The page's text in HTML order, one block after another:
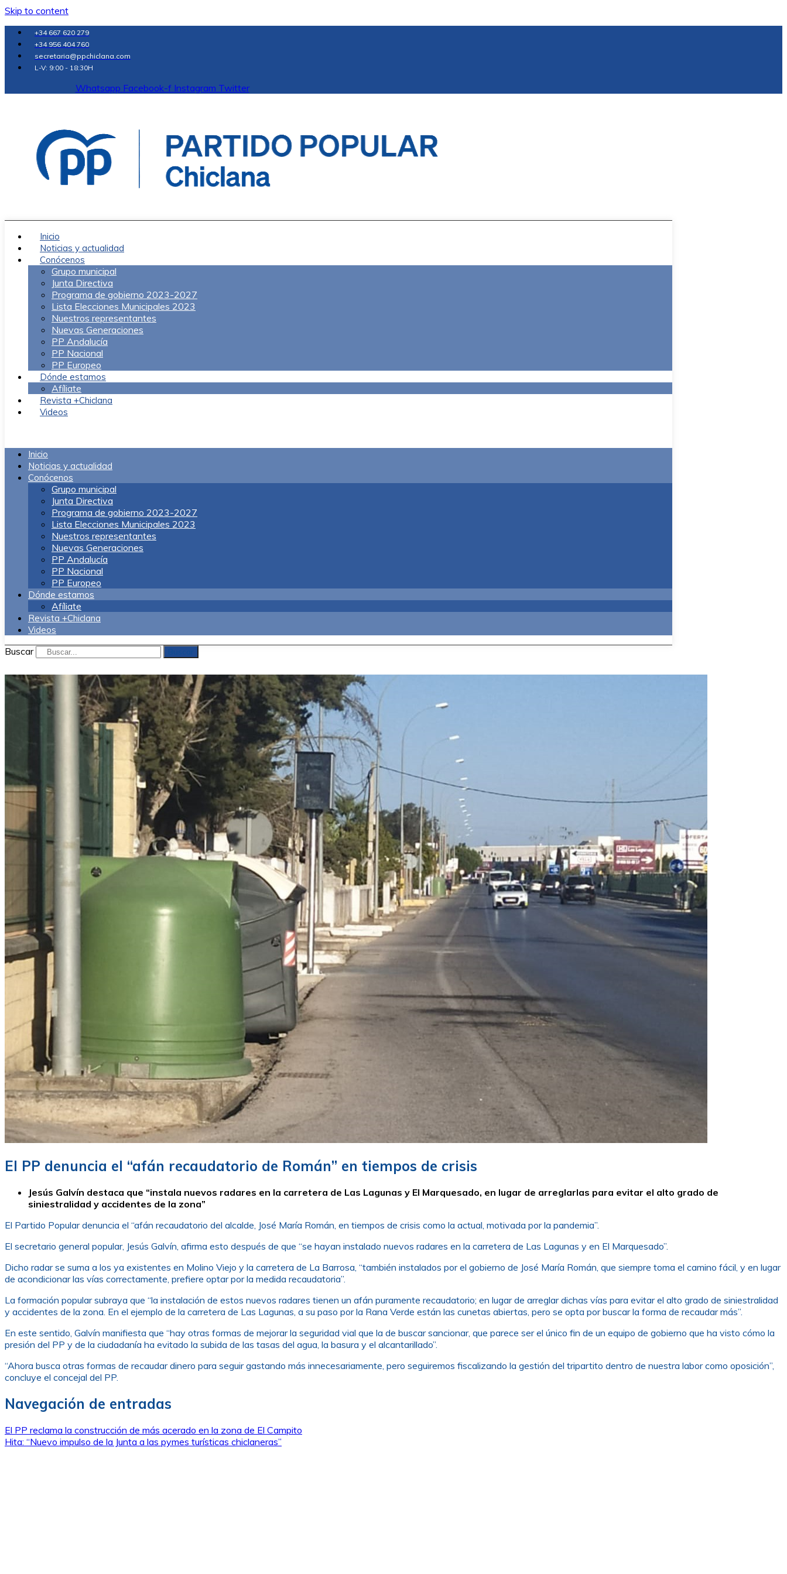
Skip to content
+34 667 620 279
+34 956 404 760
secretaria@ppchiclana.com
L-V: 9:00 - 18:30H
Whatsapp Facebook-f Instagram Twitter
Inicio
Noticias y actualidad
Conócenos
Grupo municipal
Junta Directiva
Programa de gobierno 2023-2027
Lista Elecciones Municipales 2023
Nuestros representantes
Nuevas Generaciones
PP Andalucía
PP Nacional
PP Europeo
Dónde estamos
Afíliate
Revista +Chiclana
Videos
Inicio
Noticias y actualidad
Conócenos
Grupo municipal
Junta Directiva
Programa de gobierno 2023-2027
Lista Elecciones Municipales 2023
Nuestros representantes
Nuevas Generaciones
PP Andalucía
PP Nacional
PP Europeo
Dónde estamos
Afíliate
Revista +Chiclana
Videos
Buscar
El PP denuncia el “afán recaudatorio de Román” en tiempos de crisis
Jesús Galvín destaca que “instala nuevos radares en la carretera de Las Lagunas y El Marquesado, en lugar de arreglarlas para evitar el alto grado de
siniestralidad y accidentes de la zona”
El Partido Popular denuncia el “afán recaudatorio del alcalde, José María Román, en tiempos de crisis como la actual, motivada por la pandemia”.
El secretario general popular, Jesús Galvín, afirma esto después de que “se hayan instalado nuevos radares en la carretera de Las Lagunas y en El Marquesado”.
Dicho radar se suma a los ya existentes en Molino Viejo y la carretera de La Barrosa, “también instalados por el gobierno de José María Román, que siempre toma el camino fácil, y en lugar
de acondicionar las vías correctamente, prefiere optar por la medida recaudatoria”.
La formación popular subraya que “la instalación de estos nuevos radares tienen un afán puramente recaudatorio; en lugar de arreglar dichas vías para evitar el alto grado de siniestralidad
y accidentes de la zona. En el ejemplo de la carretera de Las Lagunas, a su paso por la Rana Verde están las cunetas abiertas, pero se opta por buscar la forma de recaudar más”.
En este sentido, Galvín manifiesta que “hay otras formas de mejorar la seguridad vial que la de buscar sancionar, que parece ser el único fin de un equipo de gobierno que ha visto cómo la
presión del PP y de la ciudadanía ha evitado la subida de las tasas del agua, la basura y el alcantarillado”.
“Ahora busca otras formas de recaudar dinero para seguir gastando más innecesariamente, pero seguiremos fiscalizando la gestión del tripartito dentro de nuestra labor como oposición”,
concluye el concejal del PP.
Navegación de entradas
El PP reclama la construcción de más acerado en la zona de El Campito
Hita: “Nuevo impulso de la Junta a las pymes turísticas chiclaneras”